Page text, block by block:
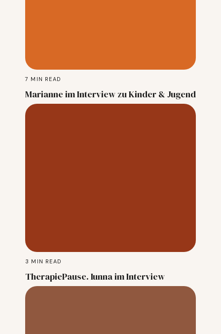
7 MIN READ
Marianne im Interview zu Kinder & Jugend
3 MIN READ
TherapiePause. Iunna im Interview